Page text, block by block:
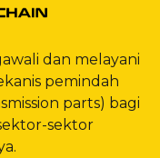
dan melayani
pemindah
parts) bagi
sektor